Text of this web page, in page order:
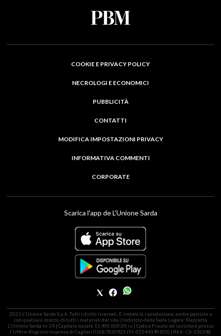
COOKIE E PRIVACY POLICY
NECROLOGI E ECONOMICI
PUBBLICITÀ
CONTATTI
MODIFICA IMPOSTAZIONI PRIVACY
INFORMATIVA COMMENTI
CORPORATE
Scarica l'app de L'Unione Sarda
2021 L'Unione Sarda S.p.A. Tutti i diritti riservati. É vietata la riproduzione, anche parziale e
con qualsiasi mezzo, di tutti i materiali del sito. | Indirizzo della Sede Legale: Piazzetta
L'Unione Sarda nr. 24 | Capitale sociale 11.400.000,00 i.v. | Codice Fiscale ed iscrizione presso
l'Ufficio Registro Imprese di Cagliari 01687830925 (P.I. 02544190925) | REA: CA-136248